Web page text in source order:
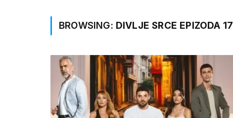
BROWSING: DIVLJE SRCE EPIZODA 17